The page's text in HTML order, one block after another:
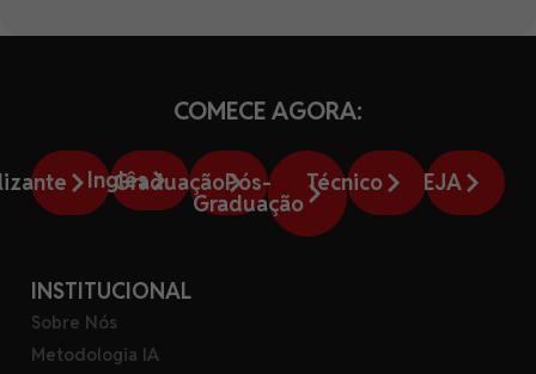
COMECE AGORA:
Inglês
GraduaçãoPós-
Graduação
Técnico EJA
INSTITUCIONAL
Sobre Nós
Metodologia IA